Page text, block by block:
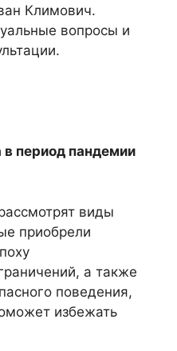
Климович.
вопросы и
период пандемии
виды
приобрели
а также
поведения,
избежать